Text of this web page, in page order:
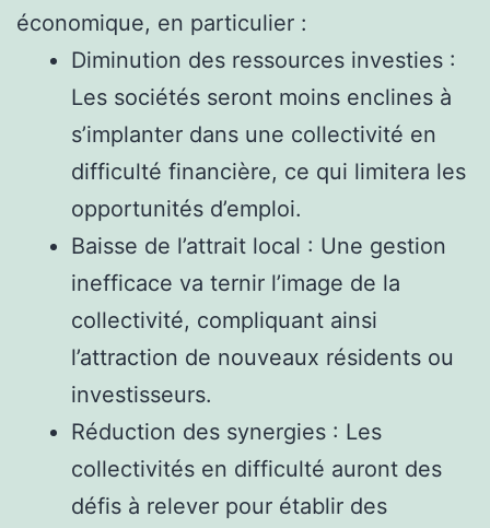
économique, en particulier :
Diminution des ressources investies :
Les sociétés seront moins enclines à
s’implanter dans une collectivité en
difficulté financière, ce qui limitera les
opportunités d’emploi.
Baisse de l’attrait local : Une gestion
inefficace va ternir l’image de la
collectivité, compliquant ainsi
l’attraction de nouveaux résidents ou
investisseurs.
Réduction des synergies : Les
collectivités en difficulté auront des
défis à relever pour établir des